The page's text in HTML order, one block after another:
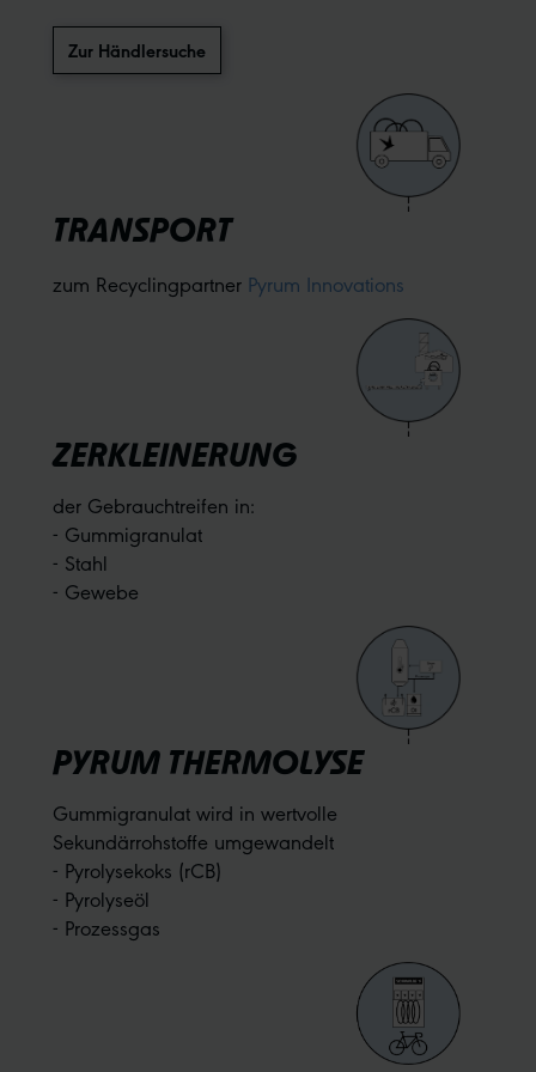
Zur Händlersuche
TRANSPORT
zum Recyclingpartner Pyrum Innovations
ZERKLEINERUNG
der Gebrauchtreifen in:
- Gummigranulat
- Stahl
- Gewebe
PYRUM THERMOLYSE
Gummigranulat wird in wertvolle
Sekundärrohstoffe umgewandelt
- Pyrolysekoks (rCB)
- Pyrolyseöl
- Prozessgas